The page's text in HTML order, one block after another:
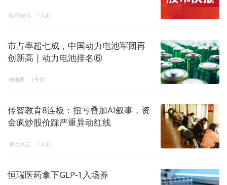
股市快讯 1天前
市占率超七成，中国动力电池军团再
创新高 | 动力电池排名⑥
锂电圈 1天前
传智教育8连板：扭亏叠加AI叙事，资
金疯炒股价踩严重异动红线
资本风云 1天前
恒瑞医药拿下GLP-1入场券